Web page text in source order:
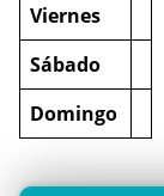
Viernes
Sábado
Domingo